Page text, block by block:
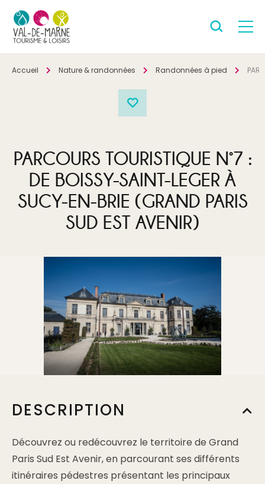
Accueil Nature & randonnées Randonnées à pied
PARCOURS TOURISTIQUE N°7 :
DE BOISSY-SAINT-LEGER À
SUCY-EN-BRIE (GRAND PARIS
SUD EST AVENIR)
DESCRIPTION
Découvrez ou redécouvrez le territoire de Grand
Paris Sud Est Avenir, en parcourant ses différents
itinéraires pédestres présentant les principaux